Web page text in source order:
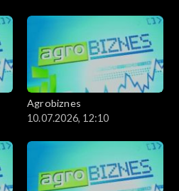
Agrobiznes
10.07.2026, 12:10